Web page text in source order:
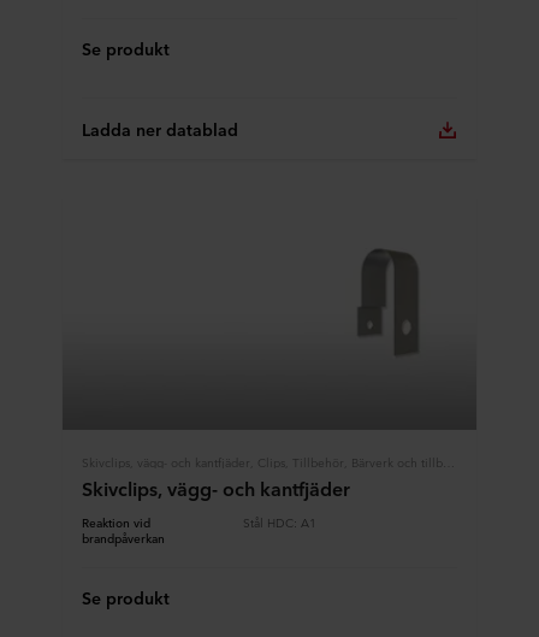
Se produkt
Ladda ner datablad
Skivclips, vägg- och kantfjäder
Reaktion vid
brandpåverkan
Stål HDC: A1
Se produkt